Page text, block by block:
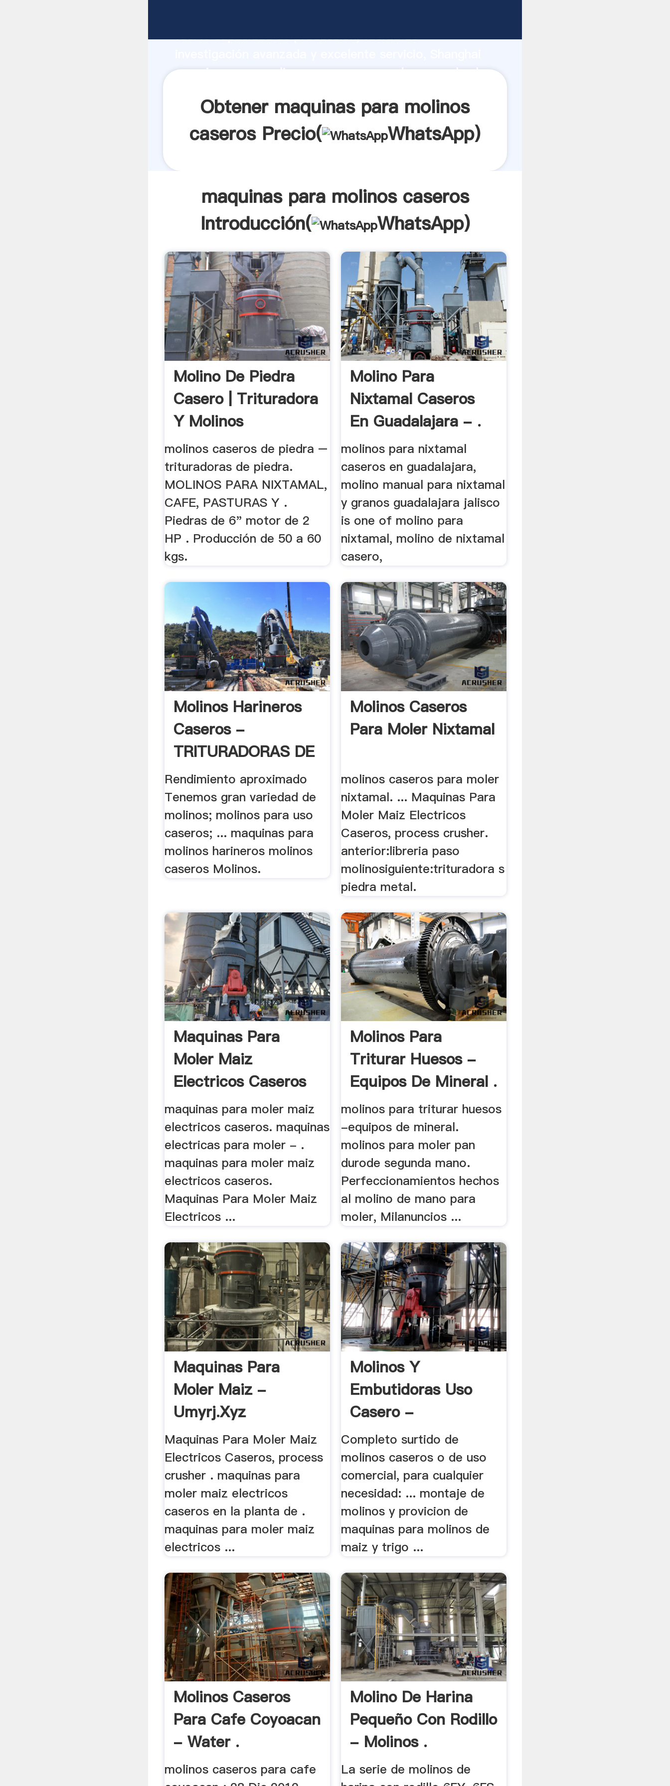
fuerte capacidad de producción, fuerza de
maquinas para molinos caseros proveedor crea el valor
Obtener maquinas para molinos
caseros Precio(
WhatsApp)
maquinas para molinos caseros
Introducción(
WhatsApp)
Molino De Piedra
Casero | Trituradora
Y Molinos
molinos caseros de piedra –
trituradoras de piedra.
MOLINOS PARA NIXTAMAL,
CAFE, PASTURAS Y .
Piedras de 6" motor de 2
HP . Producción de 50 a 60
kgs.
Molino Para
Nixtamal Caseros
En Guadalajara - .
molinos para nixtamal
caseros en guadalajara,
molino manual para nixtamal
y granos guadalajara jalisco
is one of molino para
nixtamal, molino de nixtamal
casero,
Molinos Harineros
Caseros -
TRITURADORAS DE
.
Rendimiento aproximado
Tenemos gran variedad de
molinos; molinos para uso
caseros; ... maquinas para
molinos harineros molinos
caseros Molinos.
Molinos Caseros
Para Moler Nixtamal
molinos caseros para moler
nixtamal. ... Maquinas Para
Moler Maiz Electricos
Caseros, process crusher.
anterior:libreria paso
molinosiguiente:trituradora s
piedra metal.
Maquinas Para
Moler Maiz
Electricos Caseros
maquinas para moler maiz
electricos caseros. maquinas
electricas para moler - .
maquinas para moler maiz
electricos caseros.
Maquinas Para Moler Maiz
Electricos ...
Molinos Para
Triturar Huesos -
Equipos De Mineral .
molinos para triturar huesos
-equipos de mineral.
molinos para moler pan
durode segunda mano.
Perfeccionamientos hechos
al molino de mano para
moler, Milanuncios ...
Maquinas Para
Moler Maiz -
Umyrj.xyz
Maquinas Para Moler Maiz
Electricos Caseros, process
crusher . maquinas para
moler maiz electricos
caseros en la planta de .
maquinas para moler maiz
electricos ...
Molinos Y
Embutidoras Uso
Casero -
Trituradora .
Completo surtido de
molinos caseros o de uso
comercial, para cualquier
necesidad: ... montaje de
molinos y provicion de
maquinas para molinos de
maiz y trigo ...
Molinos Caseros
Para Cafe Coyoacan
- Water .
molinos caseros para cafe
Molino De Harina
Pequeño Con Rodillo
- Molinos .
La serie de molinos de